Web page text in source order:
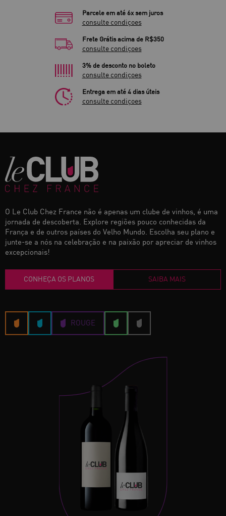
Parcele em até 6x sem juros
consulte condiçoes
Frete Grátis acima de R$350
consulte condiçoes
3% de desconto no boleto
consulte condiçoes
Entrega em até 4 dias úteis
consulte condiçoes
O Le Club Chez France não é apenas um clube de vinhos, é uma
jornada de descoberta. Explore regiões pouco conhecidas da
França e de outros países do Velho Mundo. Escolha seu plano e
junte-se a nós na celebração e na paixão por apreciar de vinhos
excepcionais!
CONHEÇA OS PLANOS SAIBA MAIS
ROUGE